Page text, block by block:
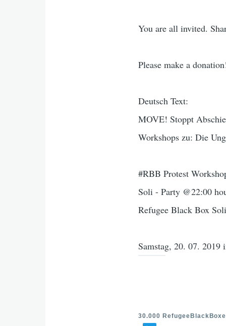
You are all invited.
Please make a
Deutsch Text:
MOVE! Stoppt
Workshops zu: Die
#RBB Protest
Soli - Party @22:00
Refugee Black Box
Samstag, 20. 07. 2019
30.000